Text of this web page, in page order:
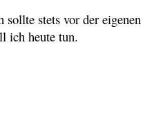
stets vor der eigenen
ich heute tun.